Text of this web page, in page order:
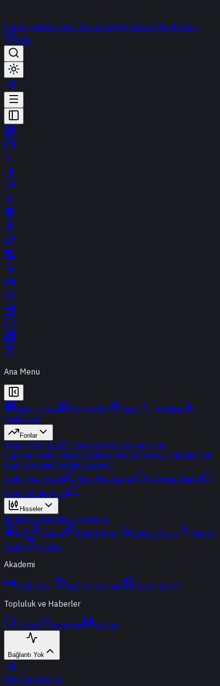
PortföyümFavorilerimCanlı YayınTerminalt-ChatDestek
PRO
Ana Menu
Günün Özeti Portföyüm Radar
Terminal
Endeksler
Fonlar
Yatırım FonlarıBES FonlarıBorsa Yatırım Fonu
Popüler Fonlar YeniBir Bakışta FonlarPortföy ŞirketleriFon
KarşılaştırmaFon Simülasyonu
Akıllı Para Sinyali
Ters Fon Arama
Çakışma Analizi
Sektör Rotasyonu
Hisseler
Yerli HisselerYabancı Hisseler
ETF
Kripto Altın & Döviz Vadeli Piyasa
Teknik
Analiz
Araçlar
Akademi
Canlı Yayın Geçmiş Yayınlar
Yayın Takvimi
Topluluk ve Haberler
t-Chat Haberler Yazılar
Bağlantı Yok
Giriş YapKayıt Ol